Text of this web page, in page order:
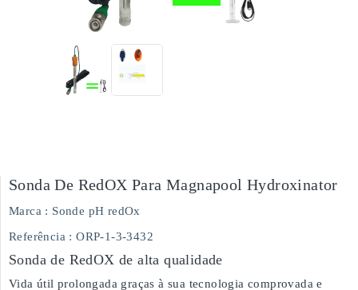
Sonda De RedOX Para Magnapool Hydroxinator
Marca : Sonde pH redOx
Referência : ORP-1-3-3432
Sonda de RedOX de alta qualidade
Vida útil prolongada graças à sua tecnologia comprovada e